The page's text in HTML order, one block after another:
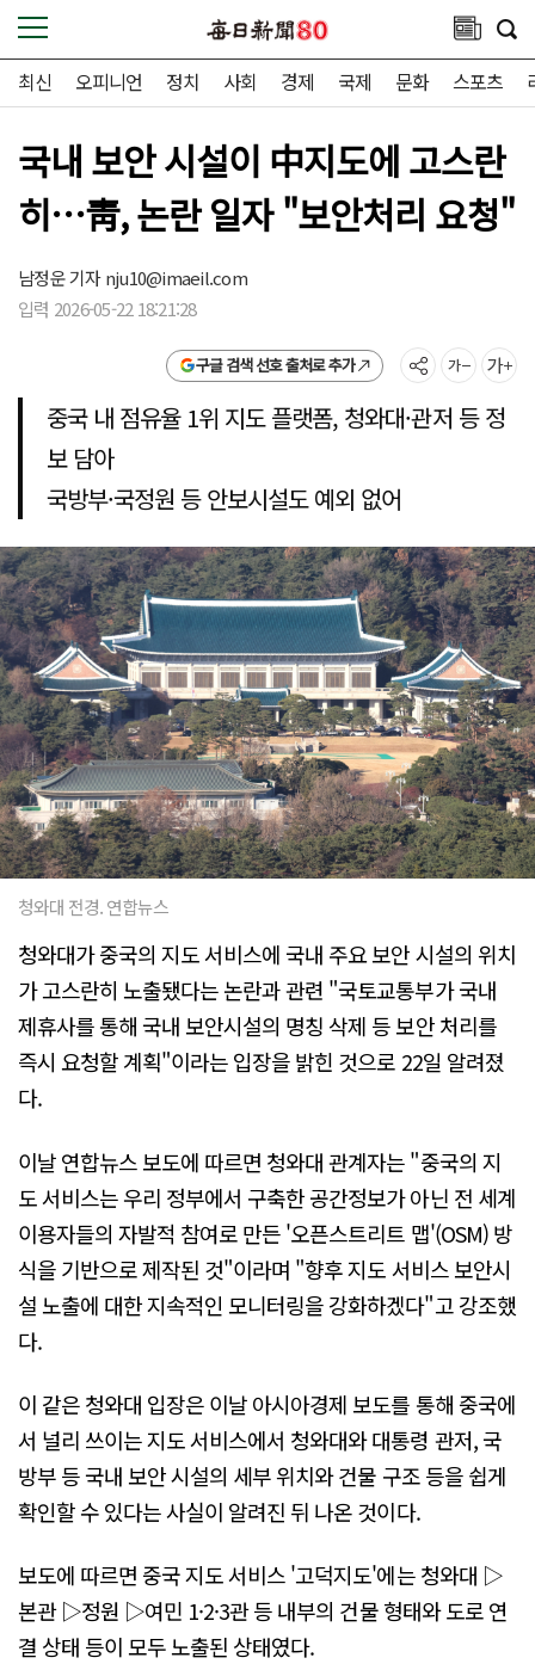
최신 오피니언 정치 사회 경제 국제 문화 스포츠
국내 보안 시설이 中지도에 고스란
히…靑, 논란 일자 "보안처리 요청"
남정운 기자nju10@imaeil.com
입력 2026-05-22 18:21:28
구글 검색 선호 출처로 추가
중국 내 점유율 1위 지도 플랫폼, 청와대·관저 등 정
보 담아
국방부·국정원 등 안보시설도 예외 없어
청와대 전경. 연합뉴스
청와대가 중국의 지도 서비스에 국내 주요 보안 시설의 위치
가 고스란히 노출됐다는 논란과 관련 "국토교통부가 국내
제휴사를 통해 국내 보안시설의 명칭 삭제 등 보안 처리를
즉시 요청할 계획"이라는 입장을 밝힌 것으로 22일 알려졌
다.
이날 연합뉴스 보도에 따르면 청와대 관계자는 "중국의 지
도 서비스는 우리 정부에서 구축한 공간정보가 아닌 전 세계
이용자들의 자발적 참여로 만든 '오픈스트리트 맵'(OSM) 방
식을 기반으로 제작된 것"이라며 "향후 지도 서비스 보안시
설 노출에 대한 지속적인 모니터링을 강화하겠다"고 강조했
다.
이 같은 청와대 입장은 이날 아시아경제 보도를 통해 중국에
서 널리 쓰이는 지도 서비스에서 청와대와 대통령 관저, 국
방부 등 국내 보안 시설의 세부 위치와 건물 구조 등을 쉽게
확인할 수 있다는 사실이 알려진 뒤 나온 것이다.
보도에 따르면 중국 지도 서비스 '고덕지도'에는 청와대 ▷
본관 ▷정원 ▷여민 1·2·3관 등 내부의 건물 형태와 도로 연
결 상태 등이 모두 노출된 상태였다.